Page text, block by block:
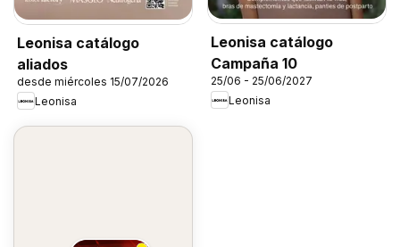
Leonisa catálogo
aliados
desde miércoles 15/07/2026
Leonisa
Leonisa catálogo
Campaña 10
25/06 - 25/06/2027
Leonisa